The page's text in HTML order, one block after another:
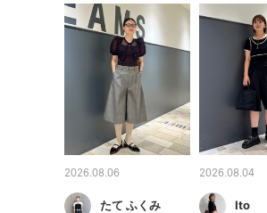
2026.08.06
たて ふくみ
2026.08.04
Ito